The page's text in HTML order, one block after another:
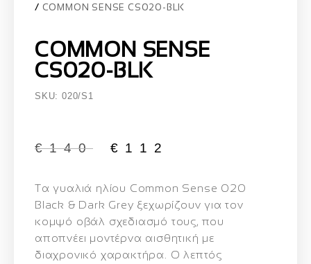
COMMON SENSE CS020-BLK
COMMON SENSE
CS020-BLK
SKU: 020/S1
€140 € 112
Τα γυαλιά ηλίου Common Sense 020
Black & Dark Grey ξεχωρίζουν για τον
κομψό οβάλ σχεδιασμό τους, που
αποπνέει μοντέρνα αισθητική με
διαχρονικό χαρακτήρα. Ο λεπτός